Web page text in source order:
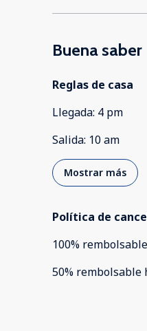
Buena saber
Reglas de casa
Llegada: 4 pm
Salida: 10 am
Mostrar más
Política de
100% rembolsable
50% rembolsable